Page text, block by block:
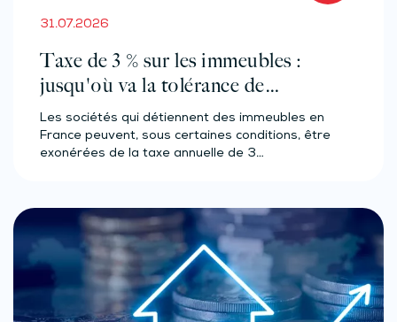
31.07.2026
Taxe de 3 % sur les immeubles :
jusqu'où va la tolérance de
l'administration ?
Les sociétés qui détiennent des immeubles en
France peuvent, sous certaines conditions, être
exonérées de la taxe annuelle de 3…